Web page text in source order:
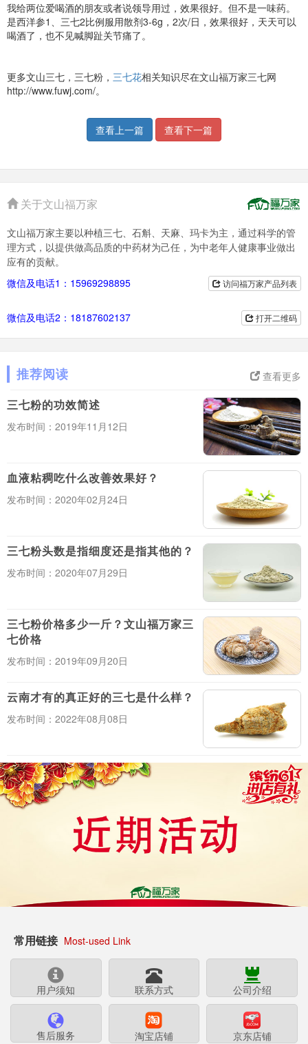
我给两位爱喝酒的朋友或者说领导用过，效果很好。但不是一味药。
是西洋参1、三七2比例服用散剂3-6g，2次/日，效果很好，天天可以
喝酒了，也不见喊脚趾关节痛了。
更多文山三七，三七粉， 三七花相关知识尽在文山福万家三七网
http://www.fuwj.com/。
查看上一篇 查看下一篇
关于文山福万家
文山福万家主要以种植三七、石斛、天麻、玛卡为主，通过科学的管
理方式，以提供做高品质的中药材为己任，为中老年人健康事业做出
应有的贡献。
访问福万家产品列表
微信及电话1：15969298895
打开二维码
微信及电话2：18187602137
查看更多
推荐阅读
三七粉的功效简述
发布时间：2019年11月12日
血液粘稠吃什么改善效果好？
发布时间：2020年02月24日
三七粉头数是指细度还是指其他的？
发布时间：2020年07月29日
三七粉价格多少一斤？文山福万家三
七价格
发布时间：2019年09月20日
云南才有的真正好的三七是什么样？
发布时间：2022年08月08日
常用链接 Most-used Link
用户须知 联系方式 公司介绍
售后服务 淘宝店铺 京东店铺